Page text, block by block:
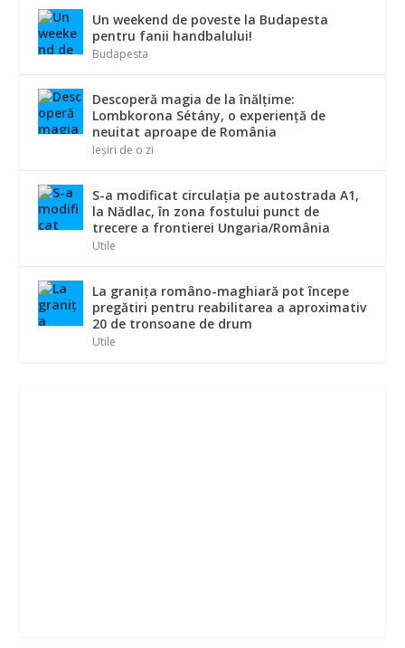
Un weekend de poveste la Budapesta
pentru fanii handbalului!
Budapesta
Descoperă magia de la înălțime:
Lombkorona Sétány, o experiență de
neuitat aproape de România
Ieșiri de o zi
S-a modificat circulația pe autostrada A1,
la Nădlac, în zona fostului punct de
trecere a frontierei Ungaria/România
Utile
La graniţa româno-maghiară pot începe
pregătiri pentru reabilitarea a aproximativ
20 de tronsoane de drum
Utile